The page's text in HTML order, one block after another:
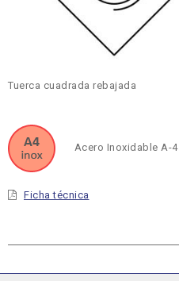
Tuerca cuadrada rebajada
Acero Inoxidable A-4
Ficha técnica